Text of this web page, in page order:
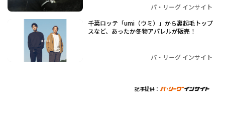
パ・リーグ インサイト
千葉ロッテ「umi（ウミ）」から裏起毛トップ
スなど、あったか冬物アパレルが販売！
パ・リーグ インサイト
記事提供：